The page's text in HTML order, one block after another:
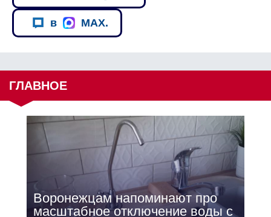
в MAX.
ГЛАВНОЕ
Воронежцам напоминают про
масштабное отключение воды с